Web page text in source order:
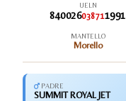
UELN
840026038711991
MANTELLO
Morello
PADRE
SUMMIT ROYAL JET